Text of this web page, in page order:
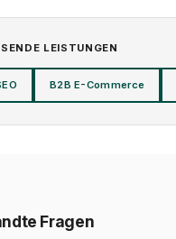
LEISTUNGEN
B2B E-Commerce
Fragen